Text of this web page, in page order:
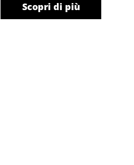
Scopri di più